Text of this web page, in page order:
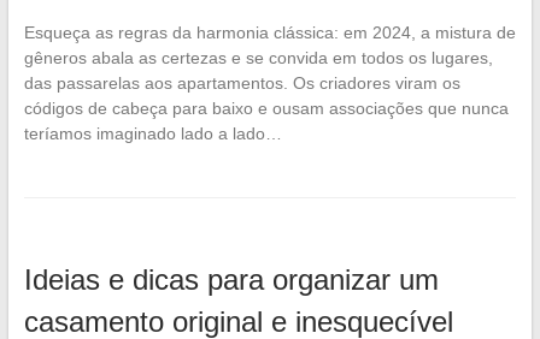
Esqueça as regras da harmonia clássica: em 2024, a mistura de
gêneros abala as certezas e se convida em todos os lugares,
das passarelas aos apartamentos. Os criadores viram os
códigos de cabeça para baixo e ousam associações que nunca
teríamos imaginado lado a lado…
Ideias e dicas para organizar um
casamento original e inesquecível